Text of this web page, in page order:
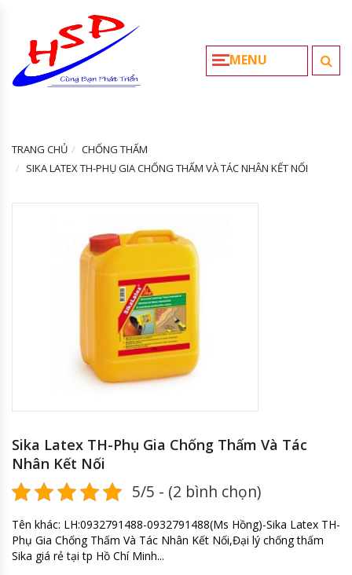
MENU
TRANG CHỦ
CHỐNG THẤM
SIKA LATEX TH-PHỤ GIA CHỐNG THẤM VÀ TÁC NHÂN KẾT NỐI
Sika Latex TH-Phụ Gia Chống Thấm Và Tác
Nhân Kết Nối
5/5 - (2 bình chọn)
Tên khác: LH:0932791488-0932791488(Ms Hồng)-Sika Latex TH-
Phụ Gia Chống Thấm Và Tác Nhân Kết Nối,Đại lý chống thấm
Sika giá rẻ tại tp Hồ Chí Minh...